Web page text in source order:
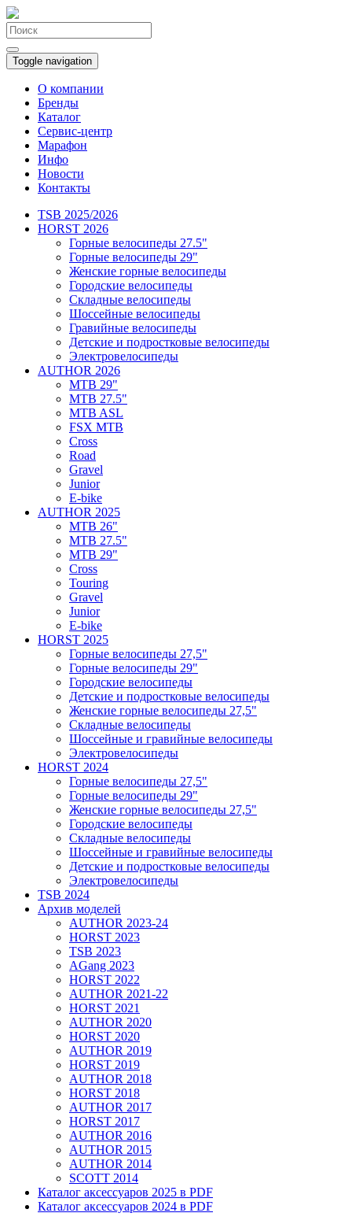
Toggle navigation
О компании
Бренды
Каталог
Сервис-центр
Марафон
Инфо
Новости
Контакты
TSB 2025/2026
HORST 2026
Горные велосипеды 27.5"
Горные велосипеды 29"
Женские горные велосипеды
Городские велосипеды
Складные велосипеды
Шоссейные велосипеды
Гравийные велосипеды
Детские и подростковые велосипеды
Электровелосипеды
AUTHOR 2026
MTB 29"
MTB 27.5"
MTB ASL
FSX MTB
Cross
Road
Gravel
Junior
E-bike
AUTHOR 2025
MTB 26"
MTB 27.5"
MTB 29"
Cross
Touring
Gravel
Junior
E-bike
HORST 2025
Горные велосипеды 27,5"
Горные велосипеды 29"
Городские велосипеды
Детские и подростковые велосипеды
Женские горные велосипеды 27,5"
Складные велосипеды
Шоссейные и гравийные велосипеды
Электровелосипеды
HORST 2024
Горные велосипеды 27,5"
Горные велосипеды 29"
Женские горные велосипеды 27,5"
Городские велосипеды
Складные велосипеды
Шоссейные и гравийные велосипеды
Детские и подростковые велосипеды
Электровелосипеды
TSB 2024
Архив моделей
AUTHOR 2023-24
HORST 2023
TSB 2023
AGang 2023
HORST 2022
AUTHOR 2021-22
HORST 2021
AUTHOR 2020
HORST 2020
AUTHOR 2019
HORST 2019
AUTHOR 2018
HORST 2018
AUTHOR 2017
HORST 2017
AUTHOR 2016
AUTHOR 2015
AUTHOR 2014
SCOTT 2014
Каталог аксессуаров 2025 в PDF
Каталог аксессуаров 2024 в PDF